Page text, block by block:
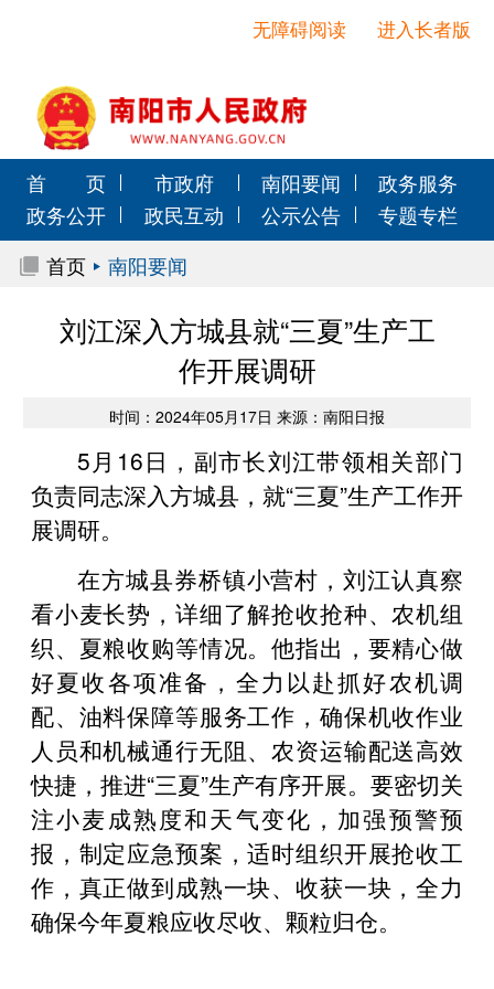
进入长者版
无障碍阅读
首 页 市政府 南阳要闻
政务服务
政务公开
政民互动 公示公告
专题专栏
首页
南阳要闻
刘江深入方城县就“三夏”生产工
作开展调研
时间：2024年05月17日 来源：南阳日报
5月16日，副市长刘江带领相关部门
负责同志深入方城县，就“三夏”生产工作开
展调研。
在方城县券桥镇小营村，刘江认真察
看小麦长势，详细了解抢收抢种、农机组
织、夏粮收购等情况。他指出，要精心做
好夏收各项准备，全力以赴抓好农机调
配、油料保障等服务工作，确保机收作业
人员和机械通行无阻、农资运输配送高效
快捷，推进“三夏”生产有序开展。要密切关
注小麦成熟度和天气变化，加强预警预
报，制定应急预案，适时组织开展抢收工
作，真正做到成熟一块、收获一块，全力
确保今年夏粮应收尽收、颗粒归仓。